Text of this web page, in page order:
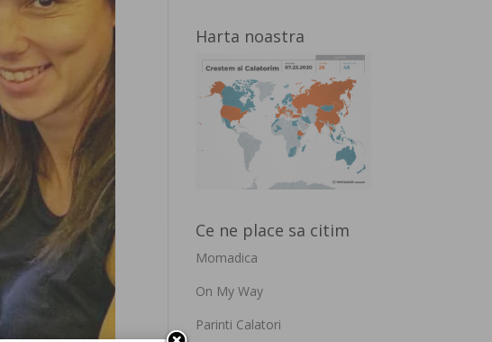
Harta noastra
Ce ne place sa citim
Momadica
On My Way
Parinti Calatori